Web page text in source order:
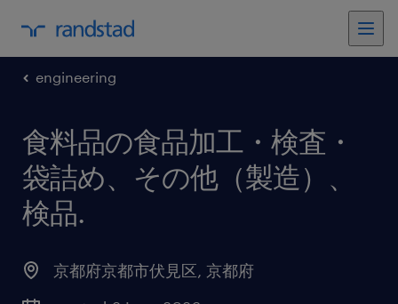
engineering
食料品の食品加工・検査・
袋詰め、その他（製造）、
検品.
京都府京都市伏見区, 京都府